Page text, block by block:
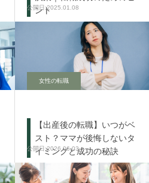
ント2025.01.08
女性の転職
【出産後の転職】いつがベ
スト？ママが後悔しないタ
イミングと成功の秘訣
2026.06.03